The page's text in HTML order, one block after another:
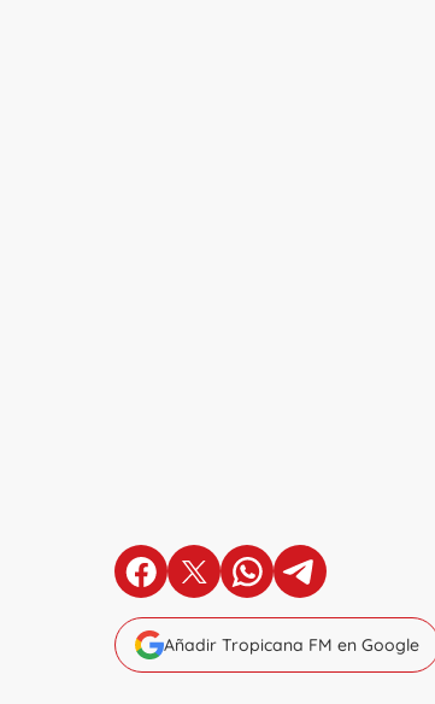
en Facebook
en X en Whatsapp
en Telegram
Añadir Tropicana FM en Google